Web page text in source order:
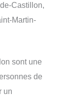
Castillon,
Martin-
sont une
de
un